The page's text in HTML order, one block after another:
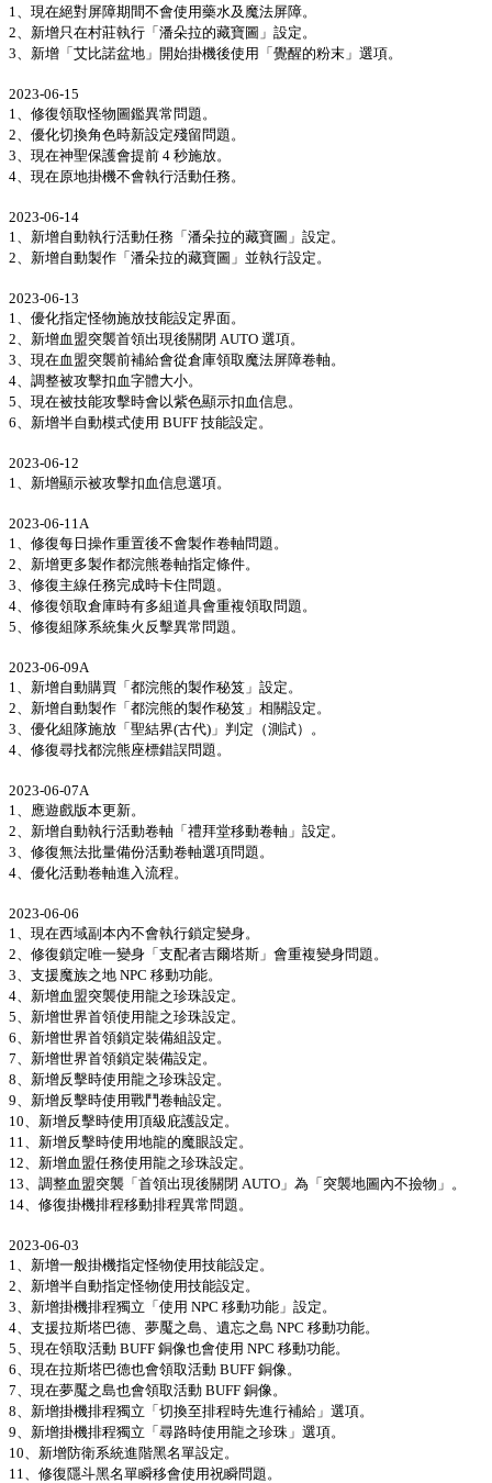
1、現在絕對屏障期間不會使用藥水及魔法屏障。
2、新增只在村莊執行「潘朵拉的藏寶圖」設定。
3、新增「艾比諾盆地」開始掛機後使用「覺醒的粉末」選項。
2023-06-15
1、修復領取怪物圖鑑異常問題。
2、優化切換角色時新設定殘留問題。
3、現在神聖保護會提前 4 秒施放。
4、現在原地掛機不會執行活動任務。
2023-06-14
1、新增自動執行活動任務「潘朵拉的藏寶圖」設定。
2、新增自動製作「潘朵拉的藏寶圖」並執行設定。
2023-06-13
1、優化指定怪物施放技能設定界面。
2、新增血盟突襲首領出現後關閉 AUTO 選項。
3、現在血盟突襲前補給會從倉庫領取魔法屏障卷軸。
4、調整被攻擊扣血字體大小。
5、現在被技能攻擊時會以紫色顯示扣血信息。
6、新增半自動模式使用 BUFF 技能設定。
2023-06-12
1、新增顯示被攻擊扣血信息選項。
2023-06-11A
1、修復每日操作重置後不會製作卷軸問題。
2、新增更多製作都浣熊卷軸指定條件。
3、修復主線任務完成時卡住問題。
4、修復領取倉庫時有多組道具會重複領取問題。
5、修復組隊系統集火反擊異常問題。
2023-06-09A
1、新增自動購買「都浣熊的製作秘笈」設定。
2、新增自動製作「都浣熊的製作秘笈」相關設定。
3、優化組隊施放「聖結界(古代)」判定（測試）。
4、修復尋找都浣熊座標錯誤問題。
2023-06-07A
1、應遊戲版本更新。
2、新增自動執行活動卷軸「禮拜堂移動卷軸」設定。
3、修復無法批量備份活動卷軸選項問題。
4、優化活動卷軸進入流程。
2023-06-06
1、現在西域副本內不會執行鎖定變身。
2、修復鎖定唯一變身「支配者吉爾塔斯」會重複變身問題。
3、支援魔族之地 NPC 移動功能。
4、新增血盟突襲使用龍之珍珠設定。
5、新增世界首領使用龍之珍珠設定。
6、新增世界首領鎖定裝備組設定。
7、新增世界首領鎖定裝備設定。
8、新增反擊時使用龍之珍珠設定。
9、新增反擊時使用戰鬥卷軸設定。
10、新增反擊時使用頂級庇護設定。
11、新增反擊時使用地龍的魔眼設定。
12、新增血盟任務使用龍之珍珠設定。
13、調整血盟突襲「首領出現後關閉 AUTO」為「突襲地圖內不撿物」。
14、修復掛機排程移動排程異常問題。
2023-06-03
1、新增一般掛機指定怪物使用技能設定。
2、新增半自動指定怪物使用技能設定。
3、新增掛機排程獨立「使用 NPC 移動功能」設定。
4、支援拉斯塔巴德、夢魘之島、遺忘之島 NPC 移動功能。
5、現在領取活動 BUFF 銅像也會使用 NPC 移動功能。
6、現在拉斯塔巴德也會領取活動 BUFF 銅像。
7、現在夢魘之島也會領取活動 BUFF 銅像。
8、新增掛機排程獨立「切換至排程時先進行補給」選項。
9、新增掛機排程獨立「尋路時使用龍之珍珠」選項。
10、新增防衛系統進階黑名單設定。
11、修復隱斗黑名單瞬移會使用祝瞬問題。